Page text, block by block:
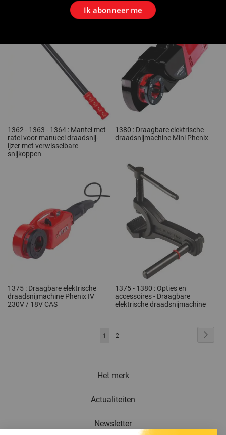
1362 - 1363 - 1364 : Mantel met
ratel voor manueel draadsnij-
ijzer met verwisselbare
snijkoppen
1380 : Draagbare elektrische
draadsnijmachine Mini Phenix
1375 : Draagbare elektrische
draadsnijmachine Phenix IV
230V / 18V CAS
1375 - 1380 : Opties en
accessoires - Draagbare
elektrische draadsnijmachine
U
pagina
1 Pagina
2
Het merk
Actualiteiten
Newsletter
Ik abonneer me